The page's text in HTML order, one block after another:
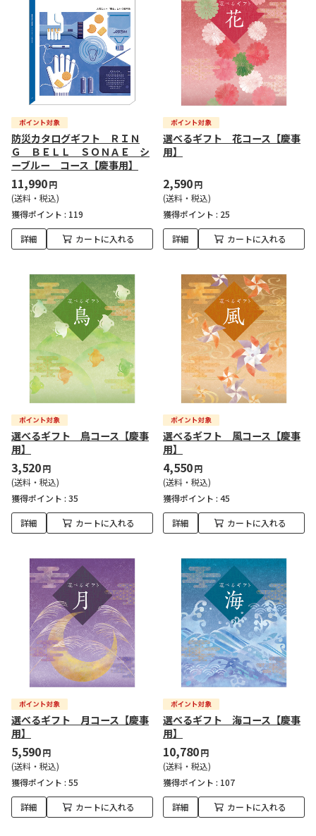
防災カタログギフト ＲＩＮ
Ｇ ＢＥＬＬ ＳＯＮＡＥ シ
ーブルー コース【慶事用】
11,990円
(送料・税込)
獲得ポイント : 119
詳細 カートに入れる
選べるギフト 花コース【慶事
用】
2,590円
(送料・税込)
獲得ポイント : 25
詳細 カートに入れる
選べるギフト 鳥コース【慶事
用】
3,520円
(送料・税込)
獲得ポイント : 35
詳細 カートに入れる
選べるギフト 風コース【慶事
用】
4,550円
(送料・税込)
獲得ポイント : 45
詳細 カートに入れる
選べるギフト 月コース【慶事
用】
5,590円
(送料・税込)
獲得ポイント : 55
詳細 カートに入れる
選べるギフト 海コース【慶事
用】
10,780円
(送料・税込)
獲得ポイント : 107
詳細 カートに入れる